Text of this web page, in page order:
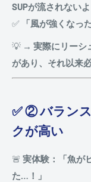
SUPが流されない
✅
「風が強くなっ
💡 → 実際にリーシ
があり、それ以来
✅ ② バラン
クが高い
🚨 実体験：「魚が
た…！」